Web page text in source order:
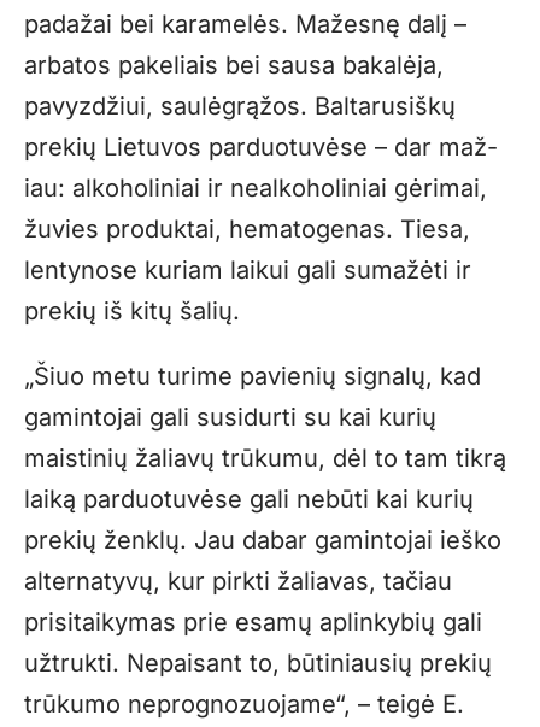
padažai bei karamelės. Mažesnę dalį –
arbatos pakeliais bei sausa bakalėja,
pavyzdžiui, saulėgrąžos. Baltarusiškų
prekių Lietuvos parduotuvėse – dar maž-
iau: alkoholiniai ir nealkoholiniai gėrimai,
žuvies produktai, hematogenas. Tiesa,
lentynose kuriam laikui gali sumažėti ir
prekių iš kitų šalių.
„Šiuo metu turime pavienių signalų, kad
gamintojai gali susidurti su kai kurių
maistinių žaliavų trūkumu, dėl to tam tikrą
laiką parduotuvėse gali nebūti kai kurių
prekių ženklų. Jau dabar gamintojai ieško
alternatyvų, kur pirkti žaliavas, tačiau
prisitaikymas prie esamų aplinkybių gali
užtrukti. Nepaisant to, būtiniausių prekių
trūkumo neprognozuojame“, – teigė E.